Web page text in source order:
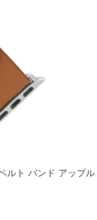
ルト バンド アップル